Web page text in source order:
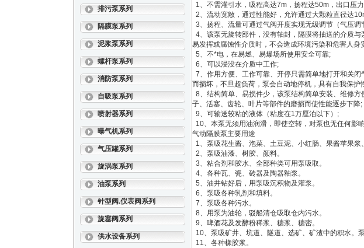
排污泵系列
隔膜泵系列
泥浆泵系列
螺杆泵系列
消防泵系列
自吸泵系列
喷射器系列
曝气机系列
气压罐系列
旋涡泵系列
油泵系列
针型阀.仪表阀系列
旋塞阀系列
供水设备系列
1、不需灌引水，吸程高达7m，扬程达50m，出口压
2、流动宽敞，通过性能好，允许通过大颗粒直径达
3、扬程、流量可通过气阀开度实现无级调节（气压调
4、该泵无旋转部件，没有轴封，隔膜将抽送的介质
易发挥或腐蚀性介质时，不会造成环境污染和危害人身
5、不*电，在易燃、易爆场所使用安全可靠;
6、可以浸没在介质中工作;
7、作用方便、工作可靠、开停只需简单地打开和关
而损坏，不旦超负荷，泵会自动地停机，具有自我保
8、结构简单、易损件少，该泵结构简单安装、维修
子、活塞、齿轮、叶片等部件的磨损而使性能逐步下降;
9、可输送较粘的液体（粘度在1万厘泊以下）;
10、本泵无须用油润滑，即使空转，对泵也无任何影
气动隔膜泵主要用途
1、泵吸花生酱、泡菜、土豆泥、小红肠、果酱苹果浆
2、泵吸油漆、树胶、颜料。
3、粘合剂和胶水、全部种类可用泵吸取。
4、各种瓦、瓷、砖器及陶器釉浆。
5、油井钻好后，用泵吸沉积物及灌浆。
6、泵吸各种乳剂和填料。
7、泵吸各种污水。
8、用泵为油轮，驳船清仓吸取仓内污水。
9、啤酒花及发酵粉稀浆、糖浆、糖密。
10、泵吸矿井、坑道、隧道、选矿、矿渣中的积水。
11、各种橡胶浆。